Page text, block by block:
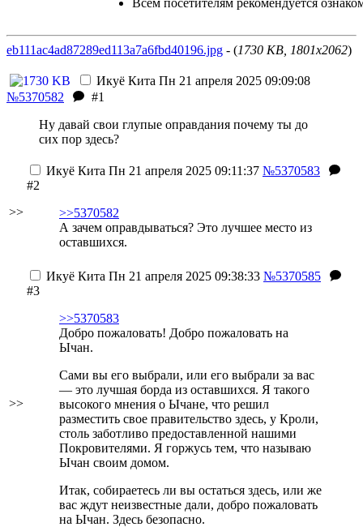
Всем посетителям рекомендуется
eb111ac4ad87289ed113a7a6fbd40196.jpg - (1730 KB, 1801x2062)
Икуё Кита Пн 21 апреля 2025 09:09:08
№5370582
#1
Ну давай свои глупые оправдания почему ты до
сих пор здесь?
>>
Икуё Кита Пн 21 апреля 2025 09:11:37 №5370583
#2
>>5370582
А зачем оправдываться? Это лучшее место из
оставшихся.
>>
Икуё Кита Пн 21 апреля 2025 09:38:33 №5370585
#3
>>5370583
Добро пожаловать! Добро пожаловать на
Ычан.
Сами вы его выбрали, или его выбрали за вас
— это лучшая борда из оставшихся. Я такого
высокого мнения о Ычане, что решил
разместить свое правительство здесь, у Кроли,
столь заботливо предоставленной нашими
Покровителями. Я горжусь тем, что называю
Ычан своим домом.
Итак, собираетесь ли вы остаться здесь, или же
вас ждут неизвестные дали, добро пожаловать
на Ычан. Здесь безопасно.